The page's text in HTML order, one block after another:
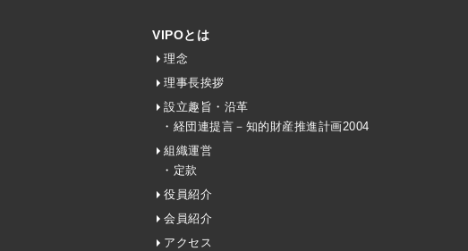
VIPOとは
理念
理事長挨拶
設立趣旨・沿革
・経団連提言－知的財産推進計画2004
組織運営
・定款
役員紹介
会員紹介
アクセス